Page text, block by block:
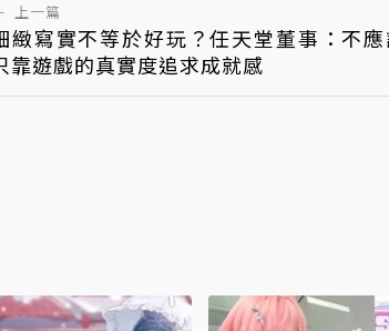
上一篇
緻寫實不等於好玩？任天堂董事：不應
靠遊戲的真實度追求成就感